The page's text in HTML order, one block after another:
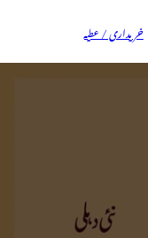
خریداری / عطیہ